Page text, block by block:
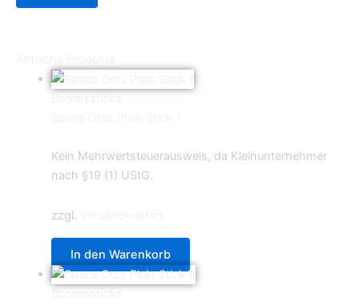
Kein Mehrwertsteuerausweis, da Kleinunternehmer
nach §19 (1) UStG.
zzgl.
In den Warenkorb